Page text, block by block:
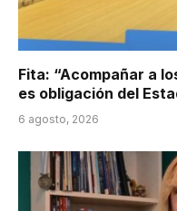
Fita: “Acompañar a
es obligación del
6 agosto, 2026